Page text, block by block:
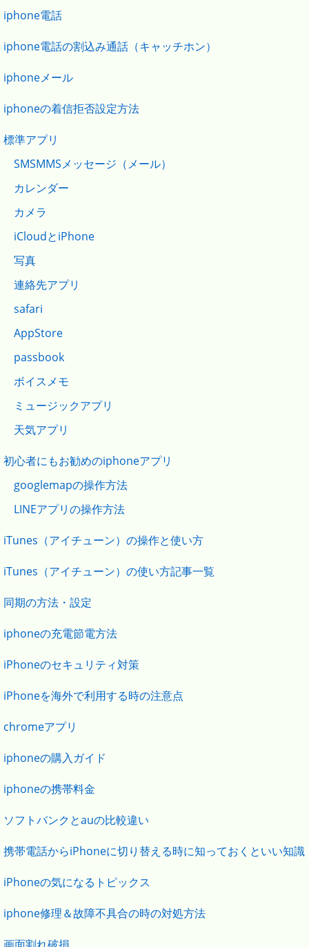
iphone電話
iphone電話の割込み通話（キャッチホン）
iphoneメール
iphoneの着信拒否設定方法
標準アプリ
SMSMMSメッセージ（メール）
カレンダー
カメラ
iCloudとiPhone
写真
連絡先アプリ
safari
AppStore
passbook
ボイスメモ
ミュージックアプリ
天気アプリ
初心者にもお勧めのiphoneアプリ
googlemapの操作方法
LINEアプリの操作方法
iTunes（アイチューン）の操作と使い方
iTunes（アイチューン）の使い方記事一覧
同期の方法・設定
iphoneの充電節電方法
iPhoneのセキュリティ対策
iPhoneを海外で利用する時の注意点
chromeアプリ
iphoneの購入ガイド
iphoneの携帯料金
ソフトバンクとauの比較違い
携帯電話からiPhoneに切り替える時に知っておくといい知識
iPhoneの気になるトピックス
iphone修理＆故障不具合の時の対処方法